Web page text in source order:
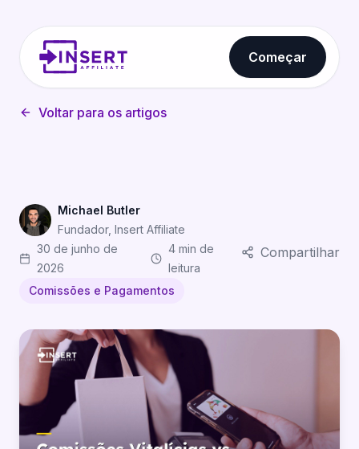
Começar
Voltar para os artigos
Michael Butler
Fundador, Insert Affiliate
30 de junho de
2026
4 min de
leitura
Comissões e Pagamentos
Compartilhar
Comissões Vitalícias vs. Comissões por Tempo Limitado